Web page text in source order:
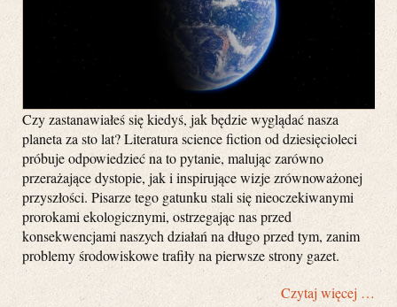
Czy zastanawiałeś się kiedyś, jak będzie wyglądać nasza
planeta za sto lat? Literatura science fiction od dziesięcioleci
próbuje odpowiedzieć na to pytanie, malując zarówno
przerażające dystopie, jak i inspirujące wizje zrównoważonej
przyszłości. Pisarze tego gatunku stali się nieoczekiwanymi
prorokami ekologicznymi, ostrzegając nas przed
konsekwencjami naszych działań na długo przed tym, zanim
problemy środowiskowe trafiły na pierwsze strony gazet.
Czytaj więcej …